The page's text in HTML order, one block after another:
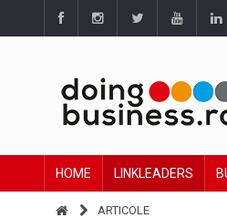
HOME LINKLEADERS
ARTICOLE